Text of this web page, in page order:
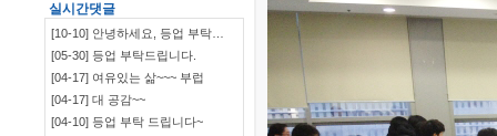
46.♡.168.144
46.♡.168.140
115.♡.135.198
46.♡.168.139
실시간댓글
[10-10] 안녕하세요, 등업 부탁…
[05-30] 등업 부탁드립니다.
[04-17] 여유있는 삶~~~ 부럽
[04-17] 대 공감~~
[04-10] 등업 부탁 드립니다~